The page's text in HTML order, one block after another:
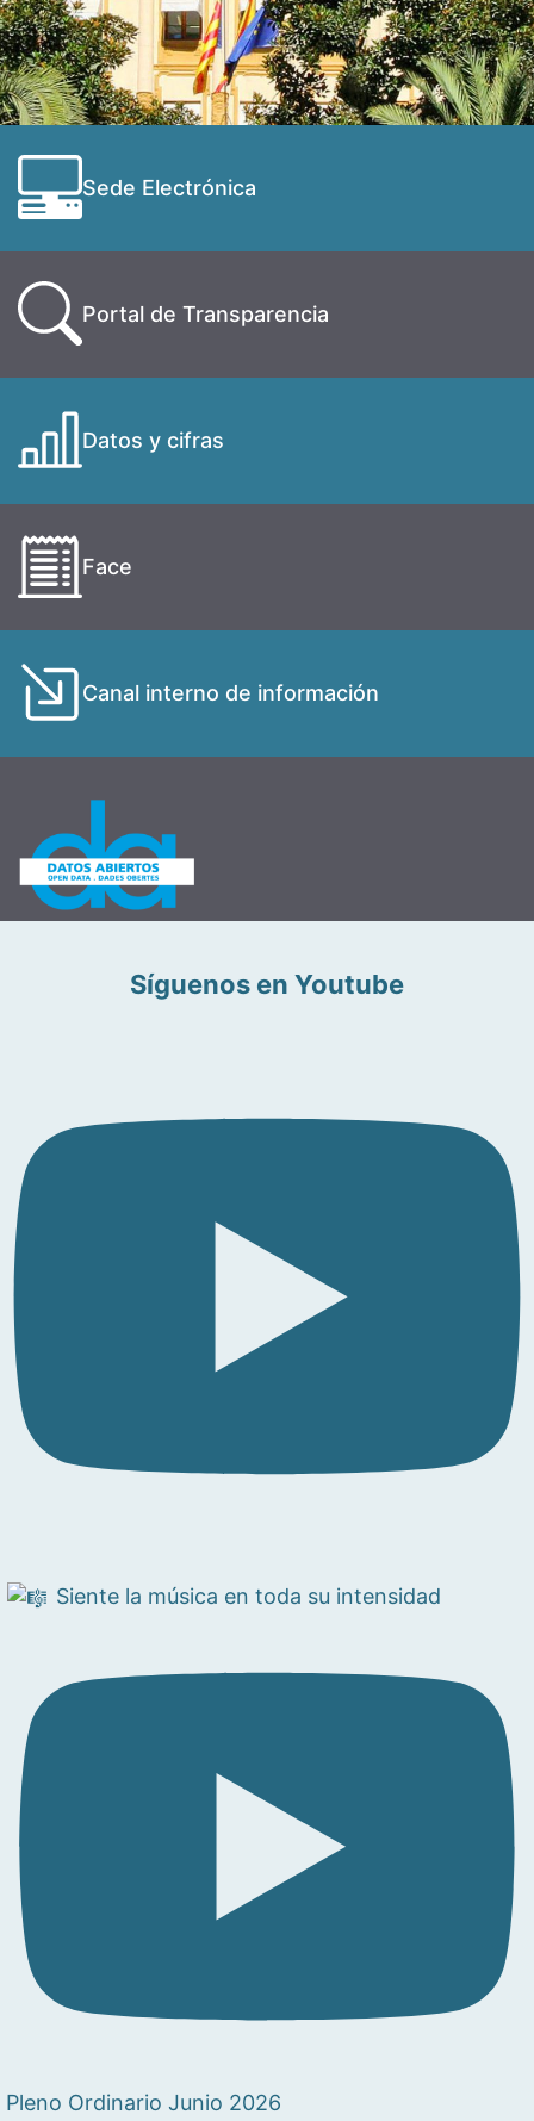
Sede Electrónica
Portal de Transparencia
Datos y cifras
Face
Canal interno de información
Síguenos en Youtube
Siente la música en toda su intensidad
Pleno Ordinario Junio 2026